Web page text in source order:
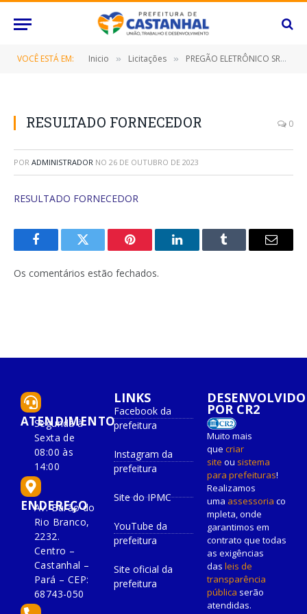
VOCÊ ESTÁ EM: Inicio » Licitações » PREGÃO ELETRÔNICO SRP Nº 042/2023 (CONTRATAÇÃO DE EMPRESA ESPECIALIZADA PARA FORNECIMENTO DE MATERIAL DE EXPEDIENTE E DIDÁTICO, DESTINADO A ATENDER AS NECESSIDADES DAS DIVERSAS SECRETARIAS/FUNDOS MUNICIPAIS, BEM COMO, O INSTITUTO DE PREVIDÊNCIA DESTE MUNICÍPIO DE CASTANHAL/PARÁ, POR UM PERÍODO DE 12 (DOZE) MESES)
RESULTADO FORNECEDOR 0
POR ADMINISTRADOR NO 26 DE OUTUBRO DE 2023
RESULTADO FORNECEDOR
FacebookTwitter Pinterest O
Tumblr
E-
Os comentários estão fechados.
ATENDIMENTO
Segunda à
Sexta de
08:00 às
14:00
ENDEREÇO
Av. Barão do
Rio Branco,
2232.
Centro –
Castanhal –
Pará – CEP:
68743-050
LINKS
Facebook da
prefeitura
Instagram da
prefeitura
Site do IPMC
YouTube da
prefeitura
Site oficial da
prefeitura
DESENVOLVIDO
POR CR2
Muito mais
que criar
site ou sistema
para prefeituras!
Realizamos
uma assessoria co
mpleta, onde
garantimos em
contrato que todas
as exigências
das leis de
transparência
pública serão
atendidas.